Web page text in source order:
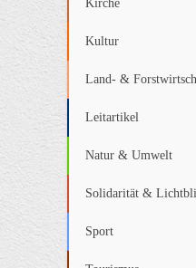
Kirche
Kultur
Land- &
Leitartikel
Natur & Umwelt
Solidarität &
Sport